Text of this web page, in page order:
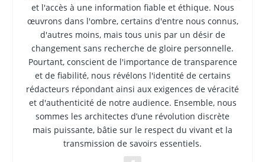
et l'accès à une information fiable et éthique. Nous
œuvrons dans l'ombre, certains d'entre nous connus,
d'autres moins, mais tous unis par un désir de
changement sans recherche de gloire personnelle.
Pourtant, conscient de l'importance de transparence
et de fiabilité, nous révélons l'identité de certains
rédacteurs répondant ainsi aux exigences de véracité
et d'authenticité de notre audience. Ensemble, nous
sommes les architectes d’une révolution discrète
mais puissante, bâtie sur le respect du vivant et la
transmission de savoirs essentiels.